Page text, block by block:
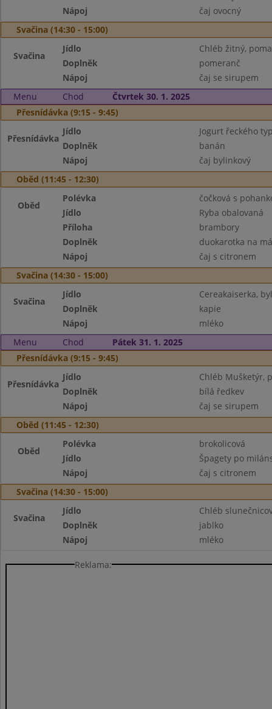
Nápoj
čaj ovocný
Svačina (14:30 - 15:00)
Svačina
Jídlo
Chléb žitný,
Doplněk
pomeranč
Nápoj
čaj se sirupem
Menu
Chod
Čtvrtek 30. 1. 2025
Přesnídávka (9:15 - 9:45)
Přesnídávka
Jídlo
Jogurt řeckého
Doplněk
banán
Nápoj
čaj bylinkový
Oběd (11:45 - 12:30)
Oběd
Polévka
čočková s
Jídlo
Ryba obalovaná
Příloha
brambory
Doplněk
duokarotka na
Nápoj
čaj s citronem
Svačina (14:30 - 15:00)
Svačina
Jídlo
Cereakaiserka,
Doplněk
kapie
Nápoj
mléko
Menu
Chod
Pátek 31. 1. 2025
Přesnídávka (9:15 - 9:45)
Přesnídávka
Jídlo
Chléb Mušketýr,
Doplněk
bílá ředkev
Nápoj
čaj se sirupem
Oběd (11:45 - 12:30)
Oběd
Polévka
brokolicová
Jídlo
Špagety po
Nápoj
čaj s citronem
Svačina (14:30 - 15:00)
Svačina
Jídlo
Chléb
Doplněk
jablko
Nápoj
mléko
Reklama: